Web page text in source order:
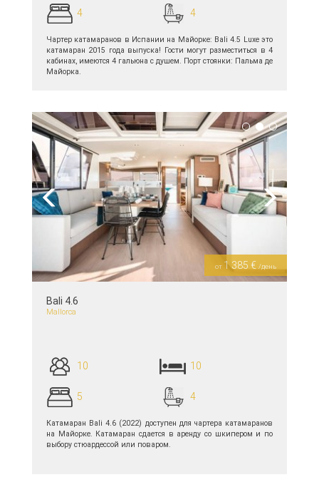
4 4
Чартер катамаранов в Испании на Майорке: Bali 4.5 Luxe это
катамаран 2015 года выпуска! Гости могут разместиться в 4
кабинах, имеются 4 гальюна с душем. Порт стоянки: Пальма де
Майорка.
подробнее >>
Previous Next
от 1 385 € /день
Bali 4.6
Mallorca
10 10
5 4
Катамаран Bali 4.6 (2022) доступен для чартера катамаранов
на Майорке. Катамаран сдается в аренду со шкипером и по
выбору стюардессой или поваром.